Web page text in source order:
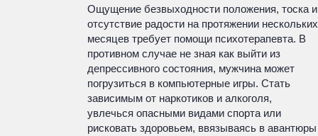
Ощущение безвыходности положения, тоска и
отсутствие радости на протяжении нескольких
месяцев требует помощи психотерапевта. В
противном случае не зная как выйти из
депрессивного состояния, мужчина может
погрузиться в компьютерные игры. Стать
зависимым от наркотиков и алкоголя,
увлечься опасными видами спорта или
рисковать здоровьем, ввязываясь в авантюры